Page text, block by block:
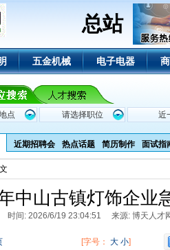
总站
五金机械 电子电器
近期招聘会 热点话题 简历制作 面试指
中山古镇灯饰企业
时间: 2026/6/19 23:04:51 来源: 博天人
[字号： 大 小]